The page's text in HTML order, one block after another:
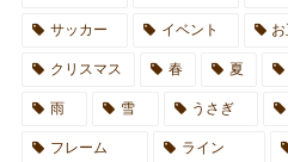
サッカー イベント
クリスマス 春 夏
雨 雪 うさぎ
フレーム ライン